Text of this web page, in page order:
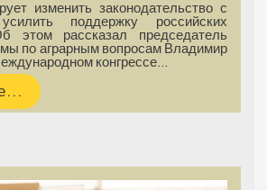
изменить законодательство с
поддержку российских
этом рассказал председатель
по аграрным вопросам Владимир
конгрессе…